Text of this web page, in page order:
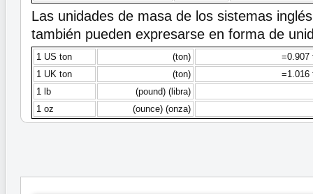
Las unidades de masa de los sistemas
también pueden expresarse en forma de
1 US ton (ton)
=0.907
1 UK ton
(ton)
=1.016
1 lb
(pound) (libra)
1 oz
(ounce) (onza)